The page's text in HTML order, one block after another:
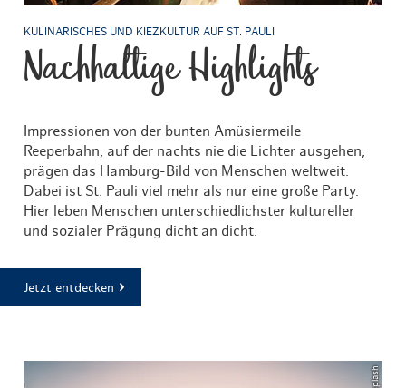
KULINARISCHES UND KIEZKULTUR AUF ST. PAULI
Nachhaltige Highlights
Impressionen von der bunten Amüsiermeile
Reeperbahn, auf der nachts nie die Lichter ausgehen,
prägen das Hamburg-Bild von Menschen weltweit.
Dabei ist St. Pauli viel mehr als nur eine große Party.
Hier leben Menschen unterschiedlichster kultureller
und sozialer Prägung dicht an dicht.
Jetzt entdecken